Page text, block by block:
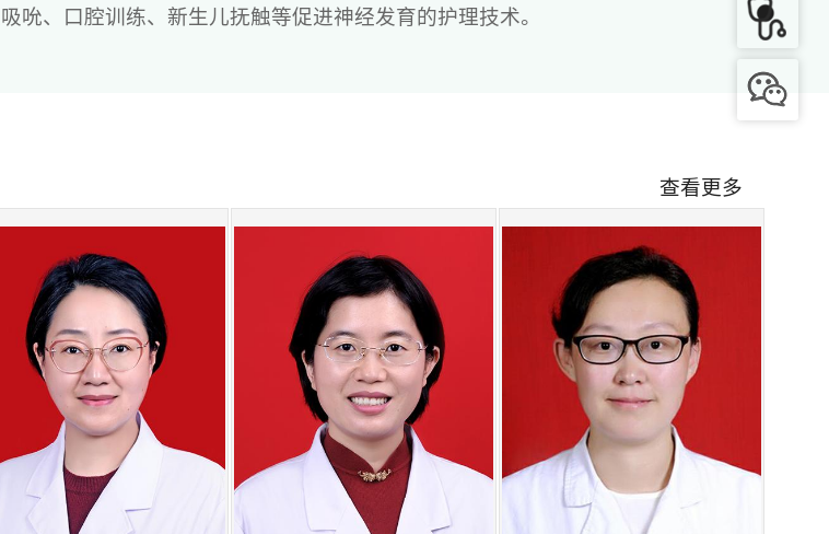
吮、口腔训练、新生儿抚触等促进神经发育的护理技术。
允许家长参与护理
心理，帮助家庭实现从NICU到居家的平稳过渡。
（数据更新至2025年03月06日）
查看更多